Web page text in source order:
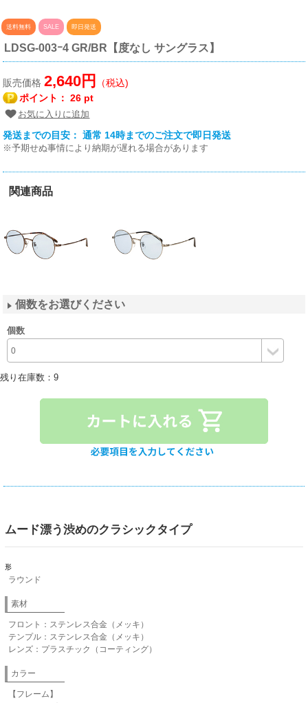
送料無料 SALE 即日発送
LDSG-003ｰ4 GR/BR【度なし サングラス】
販売価格2,640円
（税込)
ポイント：26 pt
お気に入りに追加
発送までの目安： 通常 14時までのご注文で即日発送
※予期せぬ事情により納期が遅れる場合があります
関連商品
個数をお選びください
個数
残り在庫数： 9
ムード漂う渋めのクラシックタイプ
形
ラウンド
素材
フロント：ステンレス合金（メッキ）
テンプル：ステンレス合金（メッキ）
レンズ：プラスチック（コーティング）
カラー
【フレーム】